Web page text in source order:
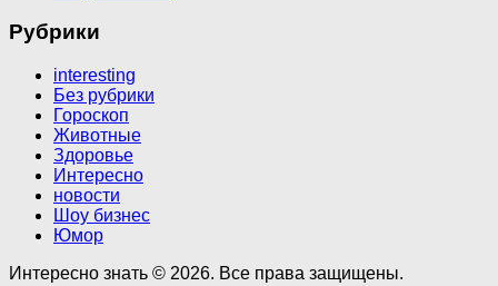
Рубрики
interesting
Без рубрики
Гороскоп
Животные
Здоровье
Интересно
новости
Шоу бизнес
Юмор
Интересно знать © 2026. Все права защищены.